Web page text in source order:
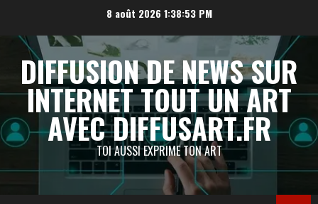
contenu
8 août 2026 1:38:53 PM
DIFFUSION DE NEWS SUR
INTERNET TOUT UN ART
AVEC DIFFUSART.FR
TOI AUSSI EXPRIME TON ART